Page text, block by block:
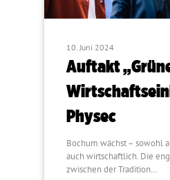
10. Juni 2024
Auftakt
Physec
Bochum wächst – sowohl
auch wirtschaftlich. Die
zwischen der Tradition…